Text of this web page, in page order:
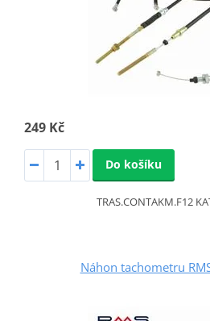
249 Kč
Do košíku
TRAS.CONTAKM.F12
Náhon tachometru